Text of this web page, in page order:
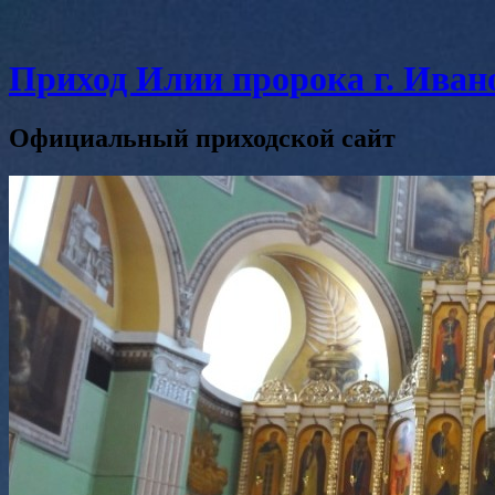
Приход Илии пророка г.
Официальный приходской сайт